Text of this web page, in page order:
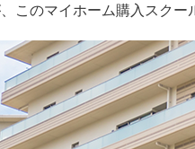
このマイホーム購入スクー